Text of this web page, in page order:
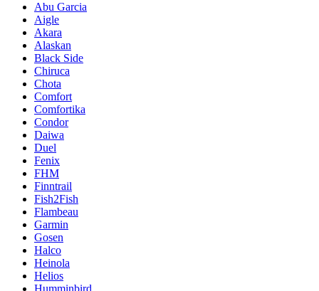
Abu Garcia
Aigle
Akara
Alaskan
Black Side
Chiruca
Chota
Comfort
Comfortika
Condor
Daiwa
Duel
Fenix
FHM
Finntrail
Fish2Fish
Flambeau
Garmin
Gosen
Halco
Heinola
Helios
Humminbird